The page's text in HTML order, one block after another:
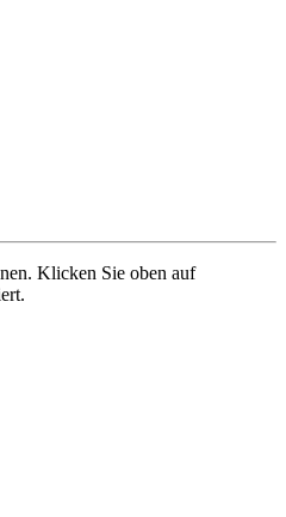
Klicken Sie oben auf